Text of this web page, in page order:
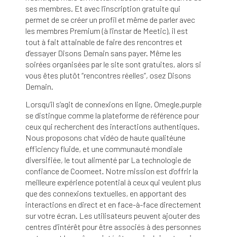
ses membres. Et avec l’inscription gratuite qui
permet de se créer un profil et même de parler avec
les membres Premium (à l’instar de Meetic), il est
tout à fait attainable de faire des rencontres et
d’essayer Disons Demain sans payer. Même les
soirées organisées par le site sont gratuites, alors si
vous êtes plutôt “rencontres réelles”, osez Disons
Demain.
Lorsqu’il s’agit de connexions en ligne, Omegle.purple
se distingue comme la plateforme de référence pour
ceux qui recherchent des interactions authentiques.
Nous proposons chat vidéo de haute qualitéune
efficiency fluide, et une communauté mondiale
diversifiée, le tout alimenté par La technologie de
confiance de Coomeet. Notre mission est d’offrir la
meilleure expérience potential à ceux qui veulent plus
que des connexions textuelles, en apportant des
interactions en direct et en face-à-face directement
sur votre écran. Les utilisateurs peuvent ajouter des
centres d’intérêt pour être associés à des personnes